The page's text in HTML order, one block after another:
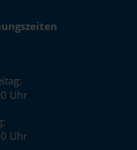
Uhr
Uhr